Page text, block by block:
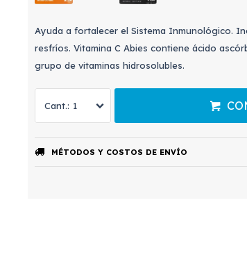
Ayuda a fortalecer el Sistema Inmunológico.
resfríos. Vitamina C Abies contiene ácido
grupo de vitaminas hidrosolubles.
1
MÉTODOS Y COSTOS DE ENVÍO